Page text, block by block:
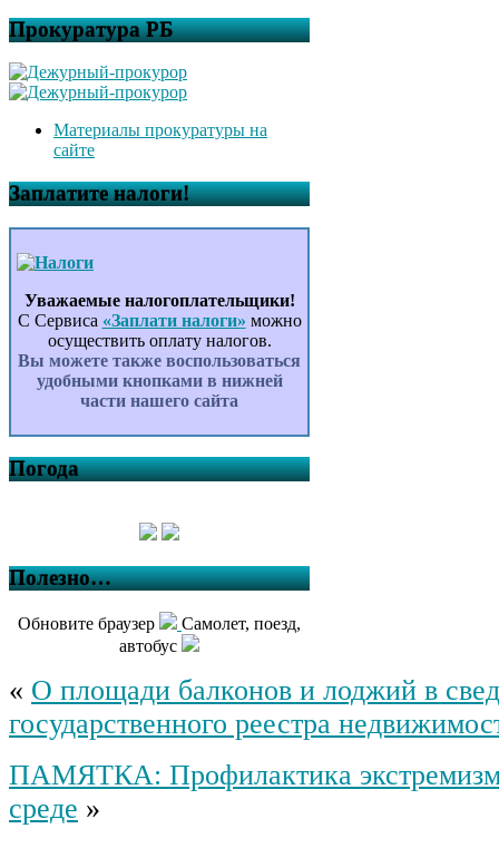
Прокуратура РБ
Материалы прокуратуры на
сайте
Заплатите налоги!
Уважаемые налогоплательщики!
С Сервиса «Заплати налоги» можно
осуществить оплату налогов.
Вы можете также воспользоваться
удобными кнопками в нижней
части нашего сайта
Погода
Полезно…
Обновите браузер
Самолет, поезд,
автобус
« О площади балконов и лоджий в
государственного реестра
ПАМЯТКА: Профилактика
среде »